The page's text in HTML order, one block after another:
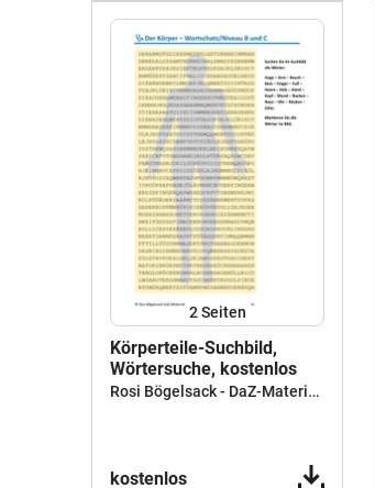
2Seiten
Körperteile-Suchbild,
Wörtersuche, kostenlos
Rosi Bögelsack - DaZ-Materialien A - C, Deutsch lernen
kostenlos